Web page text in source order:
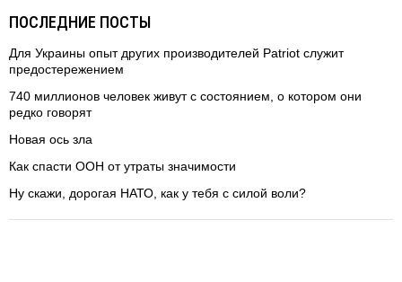
ПОСЛЕДНИЕ ПОСТЫ
Для Украины опыт других производителей Patriot служит
предостережением
740 миллионов человек живут с состоянием, о котором они
редко говорят
Новая ось зла
Как спасти ООН от утраты значимости
Ну скажи, дорогая НАТО, как у тебя с силой воли?